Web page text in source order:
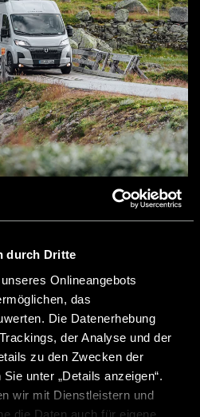
durch Dritte
Onlineangebots
das
Die Datenerhebung
der Analyse und der
zu den Zwecken der
unter „Details anzeigen“.
wir mit Dienstleistern und
die Daten auch für eigene
MJ 26 FR